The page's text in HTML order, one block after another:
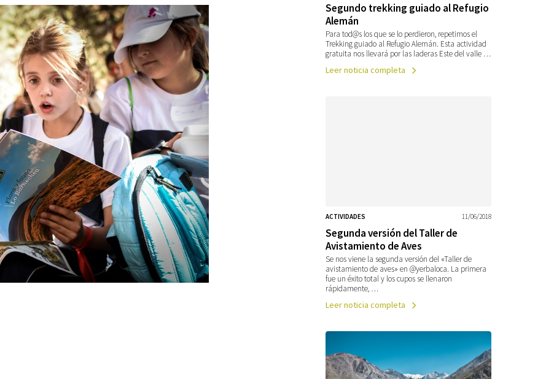
Segundo trekking guiado al Refugio
Alemán
Para tod@s los que se lo perdieron, repetimos el
Trekking guiado al Refugio Alemán. Esta actividad
gratuita nos llevará por las laderas Este del valle …
Leer noticia completa
11/06/2018
ACTIVIDADES
Segunda versión del Taller de
Avistamiento de Aves
Se nos viene la segunda versión del «Taller de
avistamiento de aves» en @yerbaloca. La primera
fue un éxito total y los cupos se llenaron
rápidamente, …
Leer noticia completa